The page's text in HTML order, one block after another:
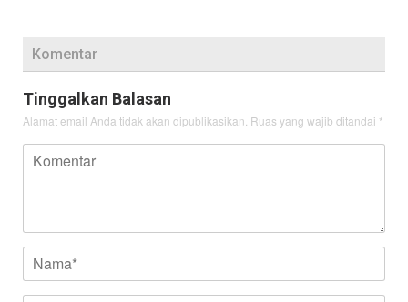
Komentar
Tinggalkan Balasan
Alamat email Anda tidak akan dipublikasikan. Ruas yang wajib ditandai *